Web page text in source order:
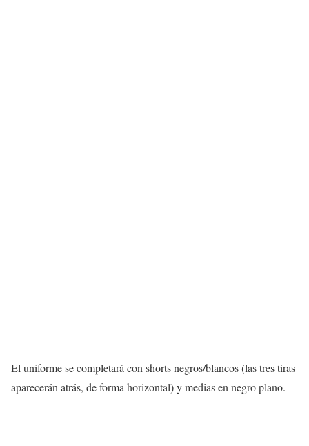
El uniforme se completará con shorts negros/blancos (las tres tiras
aparecerán atrás, de forma horizontal) y medias en negro plano.